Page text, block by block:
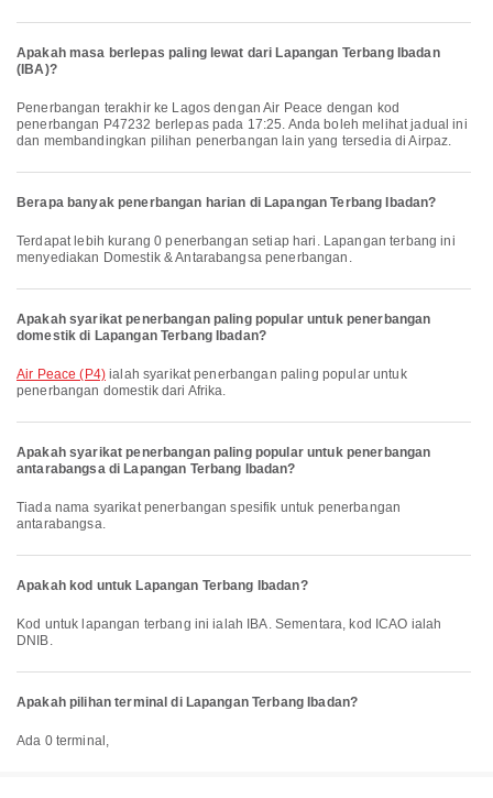
Apakah masa berlepas paling lewat dari Lapangan Terbang Ibadan
(IBA)?
Penerbangan terakhir ke Lagos dengan Air Peace dengan kod
penerbangan P47232 berlepas pada 17:25. Anda boleh melihat jadual ini
dan membandingkan pilihan penerbangan lain yang tersedia di Airpaz.
Berapa banyak penerbangan harian di Lapangan Terbang Ibadan?
Terdapat lebih kurang 0 penerbangan setiap hari. Lapangan terbang ini
menyediakan Domestik & Antarabangsa penerbangan.
Apakah syarikat penerbangan paling popular untuk penerbangan
domestik di Lapangan Terbang Ibadan?
Air Peace (P4)ialah syarikat penerbangan paling popular untuk
penerbangan domestik dari Afrika.
Apakah syarikat penerbangan paling popular untuk penerbangan
antarabangsa di Lapangan Terbang Ibadan?
Tiada nama syarikat penerbangan spesifik untuk penerbangan
antarabangsa.
Apakah kod untuk Lapangan Terbang Ibadan?
Kod untuk lapangan terbang ini ialah IBA. Sementara, kod ICAO ialah
DNIB.
Apakah pilihan terminal di Lapangan Terbang Ibadan?
Ada 0 terminal,